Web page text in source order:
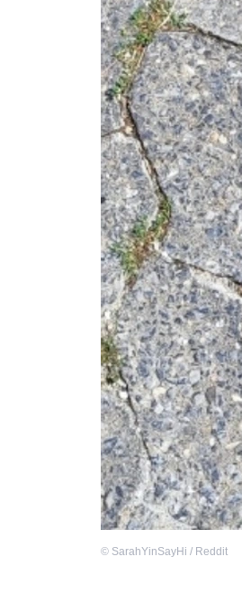
© SarahYinSayHi / Reddit